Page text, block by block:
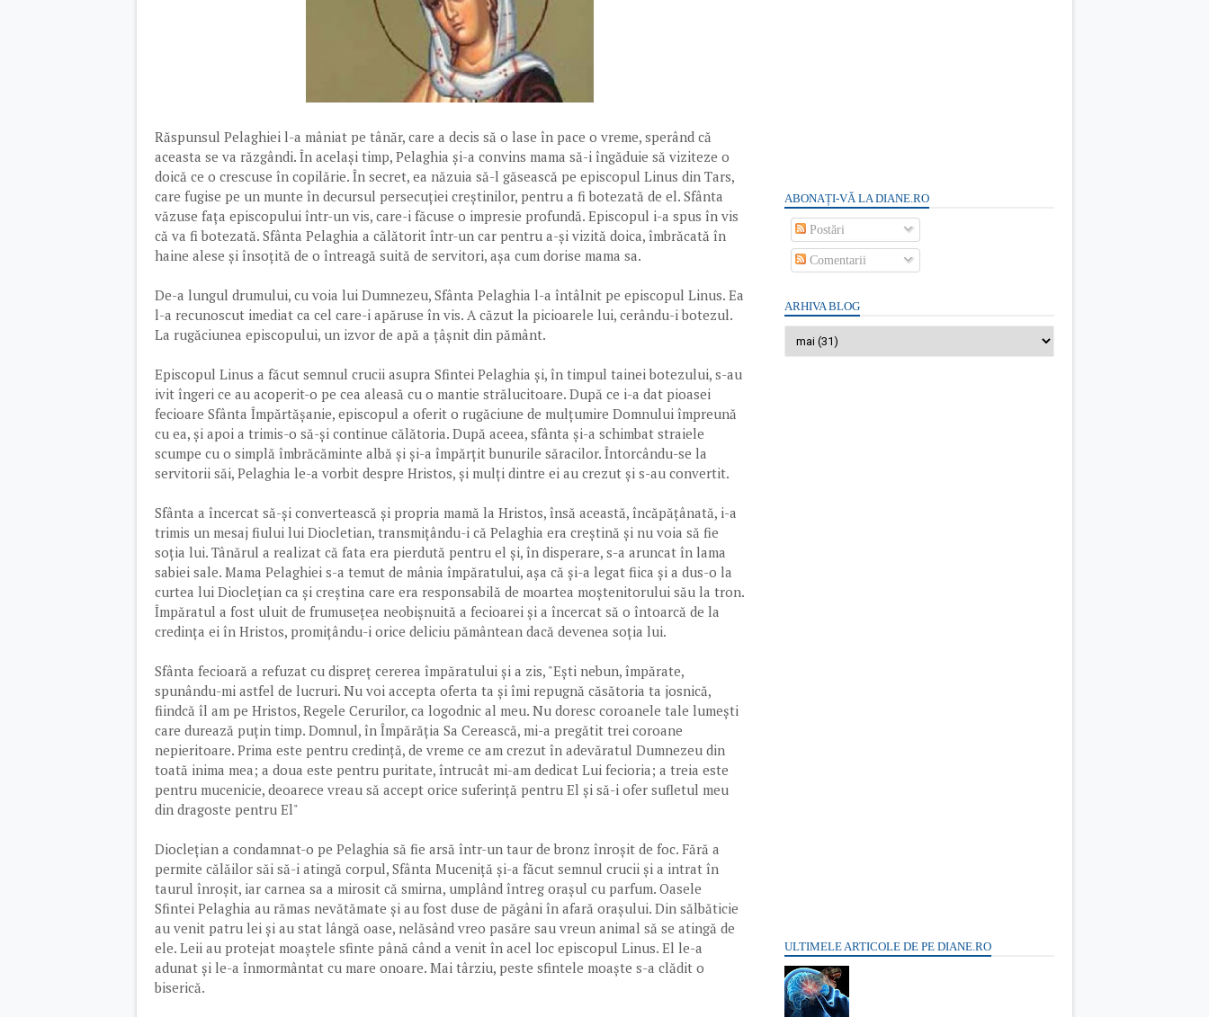
Răspunsul Pelaghiei l-a mâniat pe tânăr, care a decis să o lase în pace o vreme, sperând că
aceasta se va răzgândi. În același timp, Pelaghia și-a convins mama să-i îngăduie să viziteze o
doică ce o crescuse în copilărie. În secret, ea năzuia să-l găsească pe episcopul Linus din Tars,
care fugise pe un munte în decursul persecuției creștinilor, pentru a fi botezată de el. Sfânta
văzuse fața episcopului într-un vis, care-i făcuse o impresie profundă. Episcopul i-a spus în vis
că va fi botezată. Sfânta Pelaghia a călătorit într-un car pentru a-și vizită doica, îmbrăcată în
haine alese și însoțită de o întreagă suită de servitori, așa cum dorise mama sa.
De-a lungul drumului, cu voia lui Dumnezeu, Sfânta Pelaghia l-a întâlnit pe episcopul Linus. Ea
l-a recunoscut imediat ca cel care-i apăruse în vis. A căzut la picioarele lui, cerându-i botezul.
La rugăciunea episcopului, un izvor de apă a țâșnit din pământ.
Episcopul Linus a făcut semnul crucii asupra Sfintei Pelaghia și, în timpul tainei botezului, s-au
ivit îngeri ce au acoperit-o pe cea aleasă cu o mantie strălucitoare. După ce i-a dat pioasei
fecioare Sfânta Împărtășanie, episcopul a oferit o rugăciune de mulțumire Domnului împreună
cu ea, și apoi a trimis-o să-și continue călătoria. După aceea, sfânta și-a schimbat straiele
scumpe cu o simplă îmbrăcăminte albă și și-a împărțit bunurile săracilor. Întorcându-se la
servitorii săi, Pelaghia le-a vorbit despre Hristos, și mulți dintre ei au crezut și s-au convertit.
Sfânta a încercat să-și convertească și propria mamă la Hristos, însă această, încăpățânată, i-a
trimis un mesaj fiului lui Diocletian, transmițându-i că Pelaghia era creștină și nu voia să fie
soția lui. Tânărul a realizat că fata era pierdută pentru el și, în disperare, s-a aruncat în lama
sabiei sale. Mama Pelaghiei s-a temut de mânia împăratului, așa că și-a legat fiica și a dus-o la
curtea lui Dioclețian ca și creștina care era responsabilă de moartea moștenitorului său la tron.
Împăratul a fost uluit de frumusețea neobișnuită a fecioarei și a încercat să o întoarcă de la
credința ei în Hristos, promițându-i orice deliciu pământean dacă devenea soția lui.
Sfânta fecioară a refuzat cu dispreț cererea împăratului și a zis, "Ești nebun, împărate,
spunându-mi astfel de lucruri. Nu voi accepta oferta ta și îmi repugnă căsătoria ta josnică,
fiindcă îl am pe Hristos, Regele Cerurilor, ca logodnic al meu. Nu doresc coroanele tale lumești
care durează puțin timp. Domnul, în Împărăția Sa Cerească, mi-a pregătit trei coroane
nepieritoare. Prima este pentru credință, de vreme ce am crezut în adevăratul Dumnezeu din
toată inima mea; a doua este pentru puritate, întrucât mi-am dedicat Lui fecioria; a treia este
pentru mucenicie, deoarece vreau să accept orice suferință pentru El și să-i ofer sufletul meu
din dragoste pentru El"
Dioclețian a condamnat-o pe Pelaghia să fie arsă într-un taur de bronz înroșit de foc. Fără a
permite călăilor săi să-i atingă corpul, Sfânta Muceniță și-a făcut semnul crucii și a intrat în
taurul înroșit, iar carnea sa a mirosit că smirna, umplând întreg orașul cu parfum. Oasele
Sfintei Pelaghia au rămas nevătămate și au fost duse de păgâni în afară orașului. Din sălbăticie
au venit patru lei și au stat lângă oase, nelăsând vreo pasăre sau vreun animal să se atingă de
ele. Leii au protejat moaștele sfinte până când a venit în acel loc episcopul Linus. El le-a
adunat și le-a înmormântat cu mare onoare. Mai târziu, peste sfintele moaște s-a clădit o
biserică.
ABONAȚI-VĂ LA DIANE.RO
Postări
Comentarii
ARHIVA BLOG
ULTIMELE ARTICOLE DE PE DIANE.RO